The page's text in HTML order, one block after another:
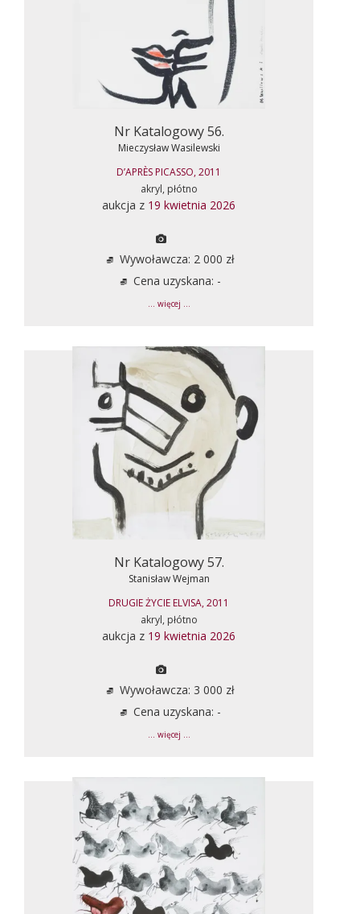
Nr Katalogowy 56.
Mieczysław Wasilewski
D’APRÈS PICASSO, 2011
akryl, płótno
aukcja z 19 kwietnia 2026
Wywoławcza: 2 000 zł
Cena uzyskana: -
... więcej ...
Nr Katalogowy 57.
Stanisław Wejman
DRUGIE ŻYCIE ELVISA, 2011
akryl, płótno
aukcja z 19 kwietnia 2026
Wywoławcza: 3 000 zł
Cena uzyskana: -
... więcej ...